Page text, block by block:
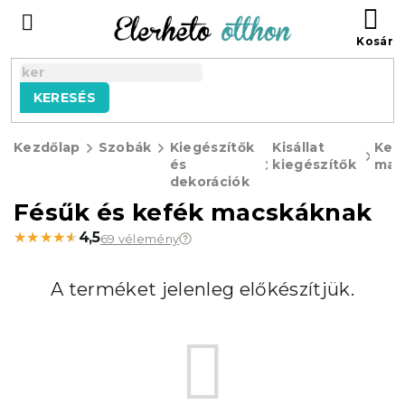
tartalomhoz
KERESÉS
Kezdőlap Szobák
Kiegészítők
és
dekorációk
Kisállat
kiegészítők
Fésűk és kefék macskáknak
★★★★★
★★★★★ 4,569 vélemény
A terméket jelenleg előkészítjük.